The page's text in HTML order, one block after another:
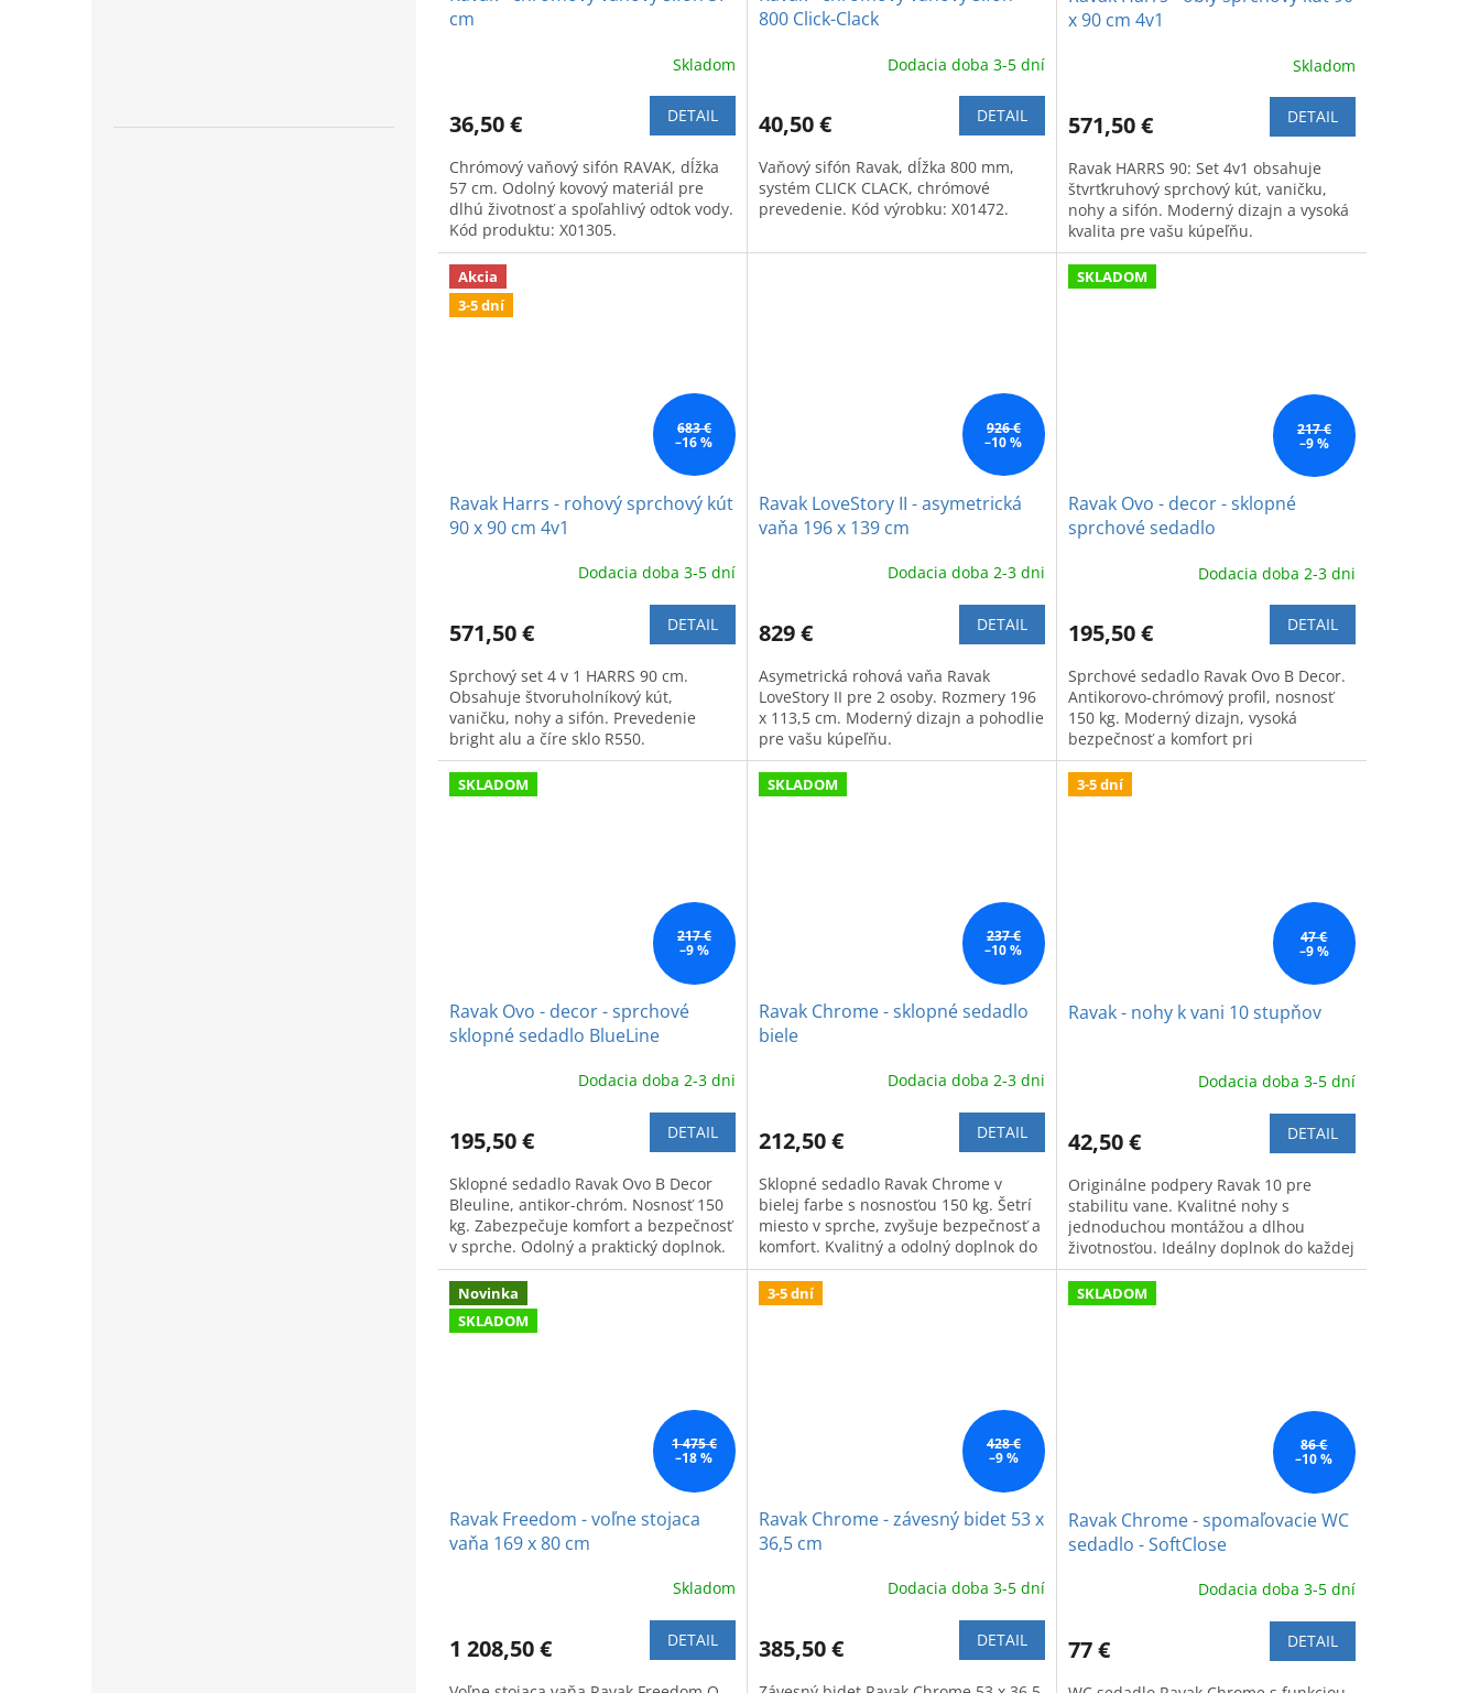
cm
Skladom
36,50 € DETAIL
Chrómový vaňový sifón RAVAK, dĺžka
57 cm. Odolný kovový materiál pre
dlhú životnosť a spoľahlivý odtok vody.
Kód produktu: X01305.
800 Click-Clack
Dodacia doba 3-5 dní
40,50 € DETAIL
Vaňový sifón Ravak, dĺžka 800 mm,
systém CLICK CLACK, chrómové
prevedenie. Kód výrobku: X01472.
x 90 cm 4v1
Skladom
571,50 € DETAIL
Ravak HARRS 90: Set 4v1 obsahuje
štvrťkruhový sprchový kút, vaničku,
nohy a sifón. Moderný dizajn a vysoká
kvalita pre vašu kúpeľňu.
Akcia
3-5 dní
683 €
–16 %
Ravak Harrs - rohový sprchový kút
90 x 90 cm 4v1
Dodacia doba 3-5 dní
571,50 € DETAIL
Sprchový set 4 v 1 HARRS 90 cm.
Obsahuje štvoruholníkový kút,
vaničku, nohy a sifón. Prevedenie
bright alu a číre sklo R550.
926 €
–10 %
Ravak LoveStory II - asymetrická
vaňa 196 x 139 cm
Dodacia doba 2-3 dni
829 € DETAIL
Asymetrická rohová vaňa Ravak
LoveStory II pre 2 osoby. Rozmery 196
x 113,5 cm. Moderný dizajn a pohodlie
pre vašu kúpeľňu.
SKLADOM
217 €
–9 %
Ravak Ovo - decor - sklopné
sprchové sedadlo
Dodacia doba 2-3 dni
195,50 € DETAIL
Sprchové sedadlo Ravak Ovo B Decor.
Antikorovo-chrómový profil, nosnosť
150 kg. Moderný dizajn, vysoká
bezpečnosť a komfort pri
každodennom sprchovaní.
SKLADOM
217 €
–9 %
Ravak Ovo - decor - sprchové
sklopné sedadlo BlueLine
Dodacia doba 2-3 dni
195,50 € DETAIL
Sklopné sedadlo Ravak Ovo B Decor
Bleuline, antikor-chróm. Nosnosť 150
kg. Zabezpečuje komfort a bezpečnosť
v sprche. Odolný a praktický doplnok.
SKLADOM
237 €
–10 %
Ravak Chrome - sklopné sedadlo
biele
Dodacia doba 2-3 dni
212,50 € DETAIL
Sklopné sedadlo Ravak Chrome v
bielej farbe s nosnosťou 150 kg. Šetrí
miesto v sprche, zvyšuje bezpečnosť a
komfort. Kvalitný a odolný doplnok do
kúpeľne.
3-5 dní
47 €
–9 %
Ravak - nohy k vani 10 stupňov
Dodacia doba 3-5 dní
42,50 € DETAIL
Originálne podpery Ravak 10 pre
stabilitu vane. Kvalitné nohy s
jednoduchou montážou a dlhou
životnosťou. Ideálny doplnok do každej
kúpeľne.
Novinka
SKLADOM
1 475 €
–18 %
Ravak Freedom - voľne stojaca
vaňa 169 x 80 cm
Skladom
1 208,50 € DETAIL
3-5 dní
428 €
–9 %
Ravak Chrome - závesný bidet 53 x
36,5 cm
Dodacia doba 3-5 dní
385,50 € DETAIL
SKLADOM
86 €
–10 %
Ravak Chrome - spomaľovacie WC
sedadlo - SoftClose
Dodacia doba 3-5 dní
77 € DETAIL